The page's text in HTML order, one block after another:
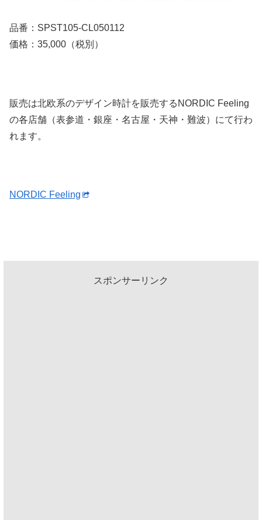
品番：SPST105-CL050112
価格：35,000（税別）
販売は北欧系のデザイン時計を販売するNORDIC Feeling
の各店舗（表参道・銀座・名古屋・天神・難波）にて行わ
れます。
NORDIC Feeling
スポンサーリンク